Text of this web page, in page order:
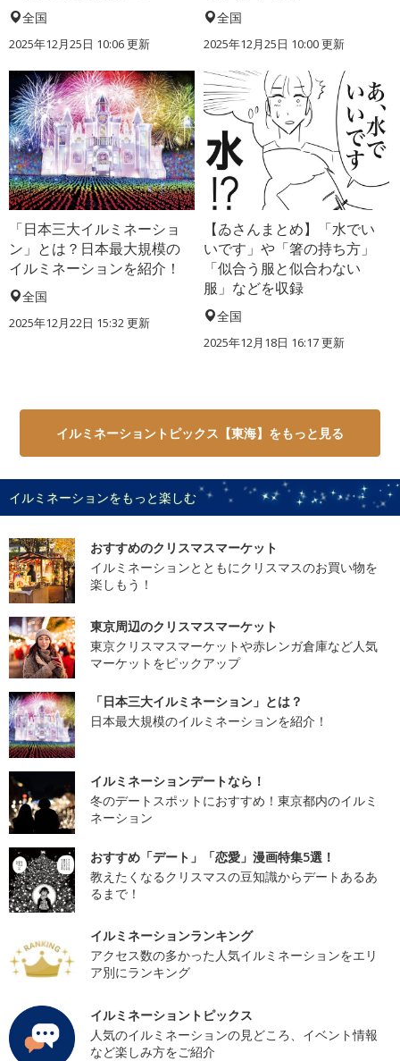
全国
2025年12月25日 10:06 更新
全国
2025年12月25日 10:00 更新
「日本三大イルミネーショ
ン」とは？日本最大規模の
イルミネーションを紹介！
全国
2025年12月22日 15:32 更新
【ゐさんまとめ】「水でい
いです」や「箸の持ち方」
「似合う服と似合わない
服」などを収録
全国
2025年12月18日 16:17 更新
イルミネーショントピックス【東海】をもっと見る
イルミネーションをもっと楽しむ
おすすめのクリスマスマーケット
イルミネーションとともにクリスマスのお買い物を
楽しもう！
東京周辺のクリスマスマーケット
東京クリスマスマーケットや赤レンガ倉庫など人気
マーケットをピックアップ
「日本三大イルミネーション」とは？
日本最大規模のイルミネーションを紹介！
イルミネーションデートなら！
冬のデートスポットにおすすめ！東京都内のイルミ
ネーション
おすすめ「デート」「恋愛」漫画特集5選！
教えたくなるクリスマスの豆知識からデートあるあ
るまで！
イルミネーションランキング
アクセス数の多かった人気イルミネーションをエリ
ア別にランキング
イルミネーショントピックス
人気のイルミネーションの見どころ、イベント情報
など楽しみ方をご紹介